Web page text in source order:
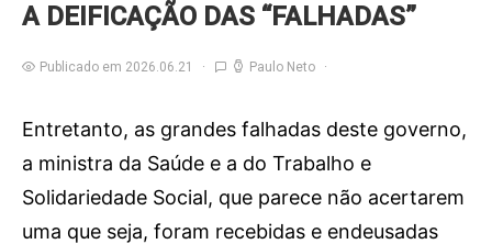
A DEIFICAÇÃO DAS “FALHADAS”
Publicado em 2026.06.21 Paulo Neto
Entretanto, as grandes falhadas deste governo,
a ministra da Saúde e a do Trabalho e
Solidariedade Social, que parece não acertarem
uma que seja, foram recebidas e endeusadas